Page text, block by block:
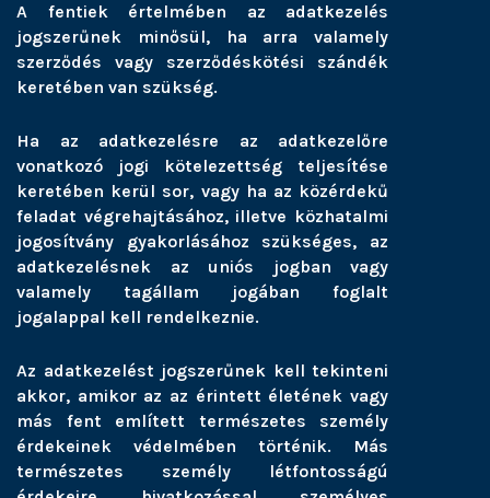
A fentiek értelmében az adatkezelés
jogszerűnek minősül, ha arra valamely
szerződés vagy szerződéskötési szándék
keretében van szükség.
Ha az adatkezelésre az adatkezelőre
vonatkozó jogi kötelezettség teljesítése
keretében kerül sor, vagy ha az közérdekű
feladat végrehajtásához, illetve közhatalmi
jogosítvány gyakorlásához szükséges, az
adatkezelésnek az uniós jogban vagy
valamely tagállam jogában foglalt
jogalappal kell rendelkeznie.
Az adatkezelést jogszerűnek kell tekinteni
akkor, amikor az az érintett életének vagy
más fent említett természetes személy
érdekeinek védelmében történik. Más
természetes személy létfontosságú